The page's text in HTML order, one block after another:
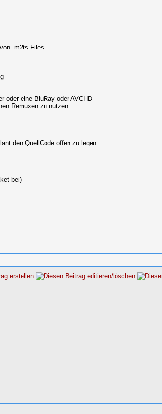
.m2ts Files
oder eine BluRay oder AVCHD.
Remuxen zu nutzen.
den QuellCode offen zu legen.
bei)